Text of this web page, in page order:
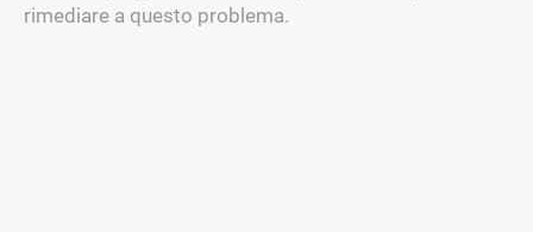
rimediare a questo problema.